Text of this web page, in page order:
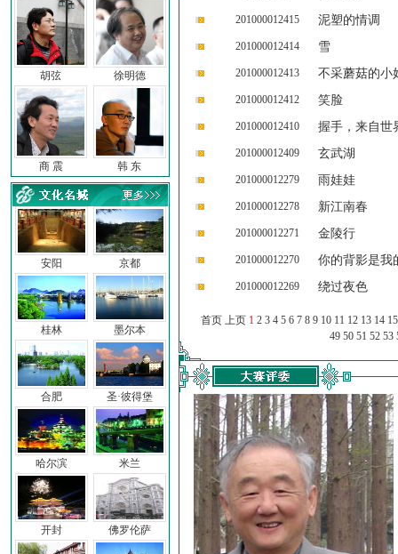
胡弦 徐明德
商 震 韩 东
安阳
桂林
合肥
哈尔滨
开封
京都
墨尔本
圣·彼得堡
米兰
佛罗伦萨
201000012415 泥塑的情调
201000012414 雪
201000012413 不采蘑菇的小
201000012412 笑脸
201000012410 握手，来自世
201000012409 玄武湖
201000012279 雨娃娃
201000012278 新江南春
201000012271 金陵行
201000012270 你的背影是我
201000012269 绕过夜色
首页 上页 1 2 3 4 5 6 7 8 9 10 11 12 13 14 15
49 50 51 52 53